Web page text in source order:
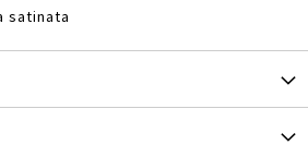
satinata